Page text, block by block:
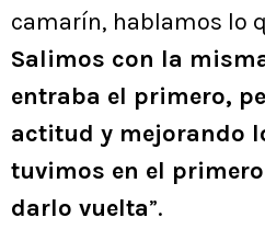
camarín, hablamos lo
Salimos con la
entraba el primero,
actitud y mejorando
tuvimos en el
darlo vuelta”.